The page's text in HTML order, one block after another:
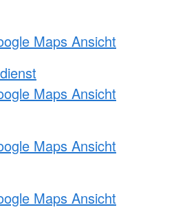
Maps Ansicht
Maps Ansicht
Maps Ansicht
Maps Ansicht